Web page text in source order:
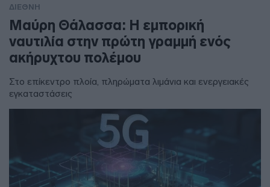
ΔΙΕΘΝΗ
Μαύρη Θάλασσα: Η εμπορική
ναυτιλία στην πρώτη γραμμή ενός
ακήρυχτου πολέμου
Στο επίκεντρο πλοία, πληρώματα λιμάνια και ενεργειακές
εγκαταστάσεις